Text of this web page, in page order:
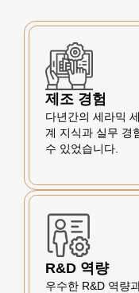
제조 경험
다년간의 세라믹
계 지식과 실무 경
수 있었습니다.
R&D 역량
우수한 R&D 역량